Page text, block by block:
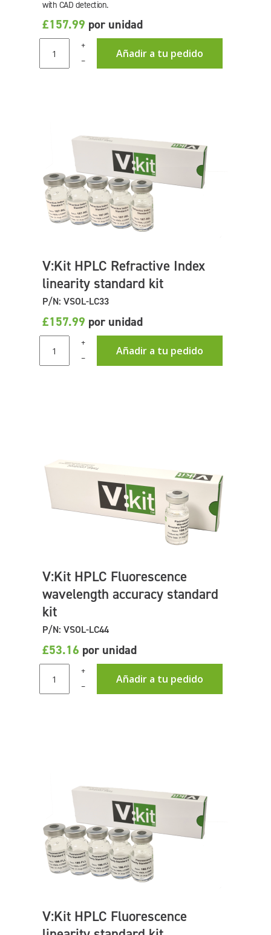
with CAD detection.
£157.99 por unidad
+
Añadir a tu pedido
–
V:Kit HPLC Refractive Index
linearity standard kit
P/N: VSOL-LC33
£157.99 por unidad
+
Añadir a tu pedido
–
V:Kit HPLC Fluorescence
wavelength accuracy standard
kit
P/N: VSOL-LC44
£53.16 por unidad
+
Añadir a tu pedido
–
V:Kit HPLC Fluorescence